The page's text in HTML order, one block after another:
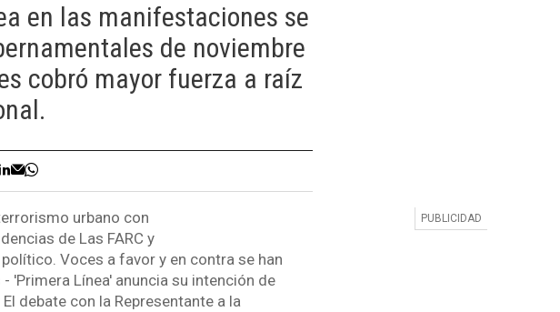
en las manifestaciones se
de noviembre
cobró mayor fuerza a raíz
urbano con
de Las FARC y
Voces a favor y en contra se han
'Primera Línea' anuncia su intención de
debate con la Representante a la